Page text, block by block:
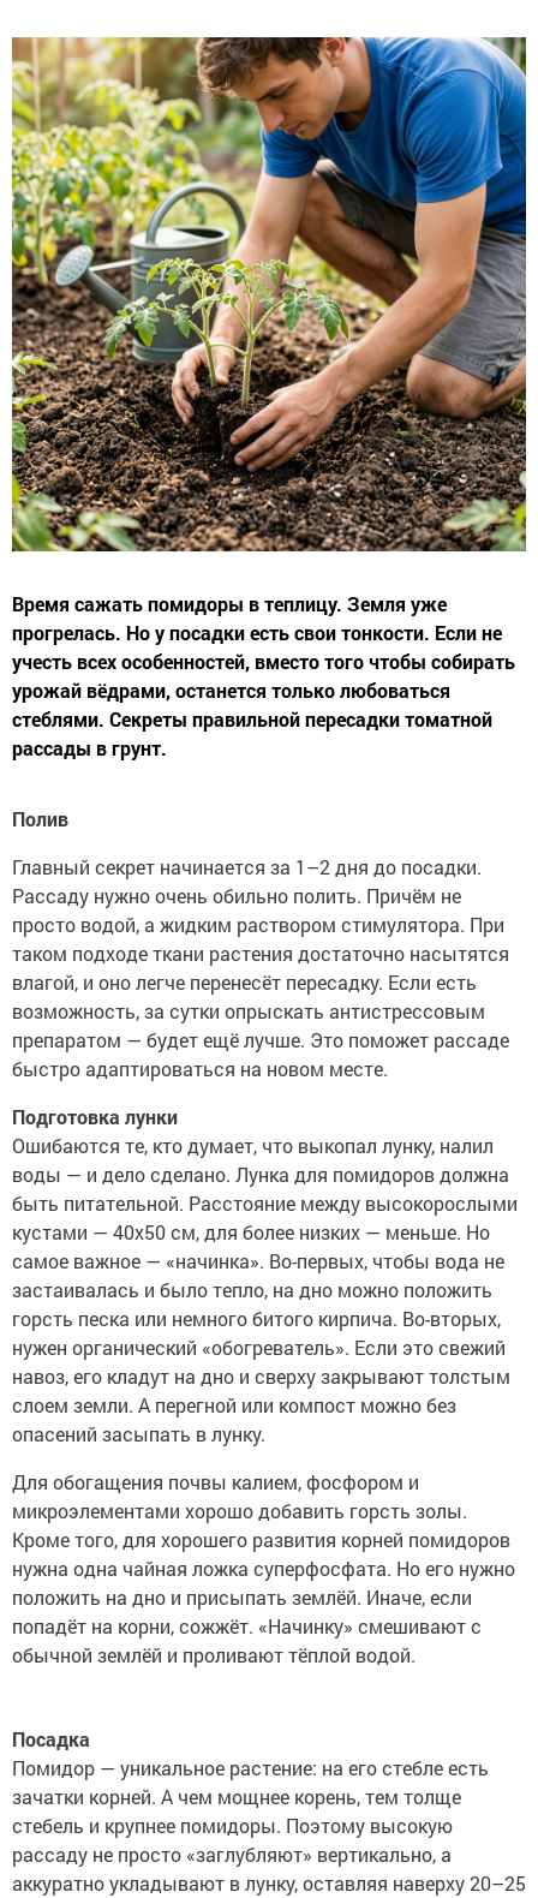
Время сажать помидоры в теплицу. Земля уже
прогрелась. Но у посадки есть свои тонкости. Если не
учесть всех особенностей, вместо того чтобы собирать
урожай вёдрами, останется только любоваться
стеблями. Секреты правильной пересадки томатной
рассады в грунт.
Полив
Главный секрет начинается за 1–2 дня до посадки.
Рассаду нужно очень обильно полить. Причём не
просто водой, а жидким раствором стимулятора. При
таком подходе ткани растения достаточно насытятся
влагой, и оно легче перенесёт пересадку. Если есть
возможность, за сутки опрыскать антистрессовым
препаратом — будет ещё лучше. Это поможет рассаде
быстро адаптироваться на новом месте.
Подготовка лунки
Ошибаются те, кто думает, что выкопал лунку, налил
воды — и дело сделано. Лунка для помидоров должна
быть питательной. Расстояние между высокорослыми
кустами — 40x50 см, для более низких — меньше. Но
самое важное — «начинка». Во-первых, чтобы вода не
застаивалась и было тепло, на дно можно положить
горсть песка или немного битого кирпича. Во-вторых,
нужен органический «обогреватель». Если это свежий
навоз, его кладут на дно и сверху закрывают толстым
слоем земли. А перегной или компост можно без
опасений засыпать в лунку.
Для обогащения почвы калием, фосфором и
микроэлементами хорошо добавить горсть золы.
Кроме того, для хорошего развития корней помидоров
нужна одна чайная ложка суперфосфата. Но его нужно
положить на дно и присыпать землёй. Иначе, если
попадёт на корни, сожжёт. «Начинку» смешивают с
обычной землёй и проливают тёплой водой.
Посадка
Помидор — уникальное растение: на его стебле есть
зачатки корней. А чем мощнее корень, тем толще
стебель и крупнее помидоры. Поэтому высокую
рассаду не просто «заглубляют» вертикально, а
аккуратно укладывают в лунку, оставляя наверху 20–25